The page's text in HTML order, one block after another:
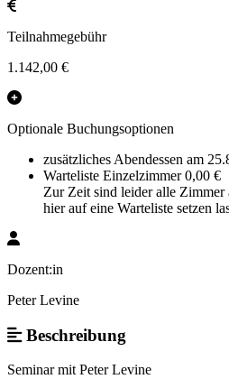
Teilnahmegebühr
1.142,00 €
Optionale Buchungsoptionen
zusätzliches Abendessen am
Warteliste Einzelzimmer 0,00 €
Zur Zeit sind leider alle Zimmer
hier auf eine Warteliste setzen
Dozent:in
Peter Levine
Beschreibung
Seminar mit Peter Levine